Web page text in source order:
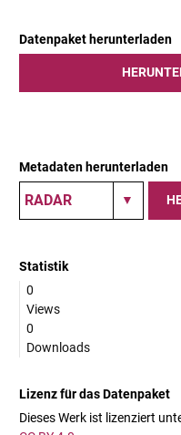
Datenpaket herunterladen
Metadaten herunterladen
Statistik
0
Views
0
Downloads
Lizenz für das Datenpaket
Dieses Werk ist lizenziert